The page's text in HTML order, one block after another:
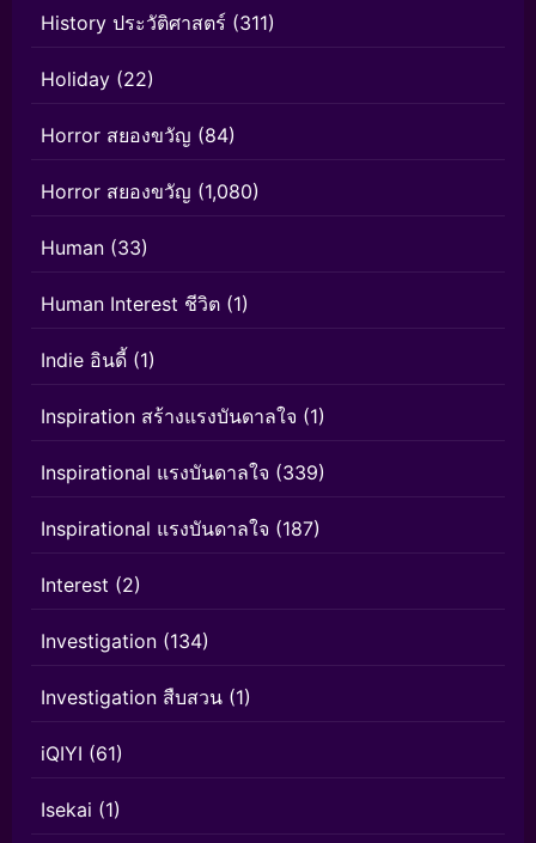
History ประวัติศาสตร์ (311)
Holiday (22)
Horror สยองขวัญ (84)
Horror สยองขวัญ (1,080)
Human (33)
Human Interest ชีวิต (1)
Indie อินดี้ (1)
Inspiration สร้างแรงบันดาลใจ (1)
Inspirational แรงบันดาลใจ (339)
Inspirational แรงบันดาลใจ (187)
Interest (2)
Investigation (134)
Investigation สืบสวน (1)
iQIYI (61)
Isekai (1)